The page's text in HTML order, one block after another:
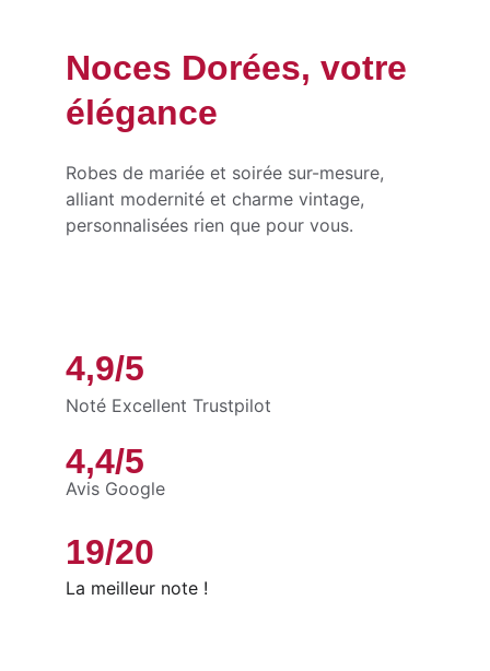
Noces Dorées, votre
élégance
Robes de mariée et soirée sur-mesure,
alliant modernité et charme vintage,
personnalisées rien que pour vous.
4,9/5
4,4/5
Avis Google
Noté Excellent Trustpilot
19/20
La meilleur note !